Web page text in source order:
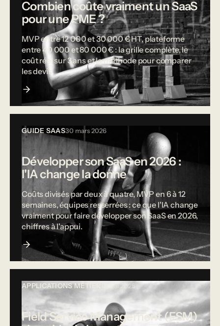
Combien coûte vraiment un SaaS
pour une PME ?
MVP entre 12 000 et 30 000 € HT, plateforme
entre 40 000 et 80 000 € : la grille complète, le
coût réel sur 3 ans et la méthode pour comparer
les devis.
GUIDE SAAS30 mars 2026
Développer son SaaS en 2026 :
l'IA change la donne
Coûts divisés par deux à quatre, MVP en 6 à 12
semaines, équipes resserrées : ce que l'IA change
vraiment pour faire développer son SaaS en 2026,
chiffres à l'appui.
APPLICATIONS MÉTIER 12 mai 2025
Field Service Management (FSM)